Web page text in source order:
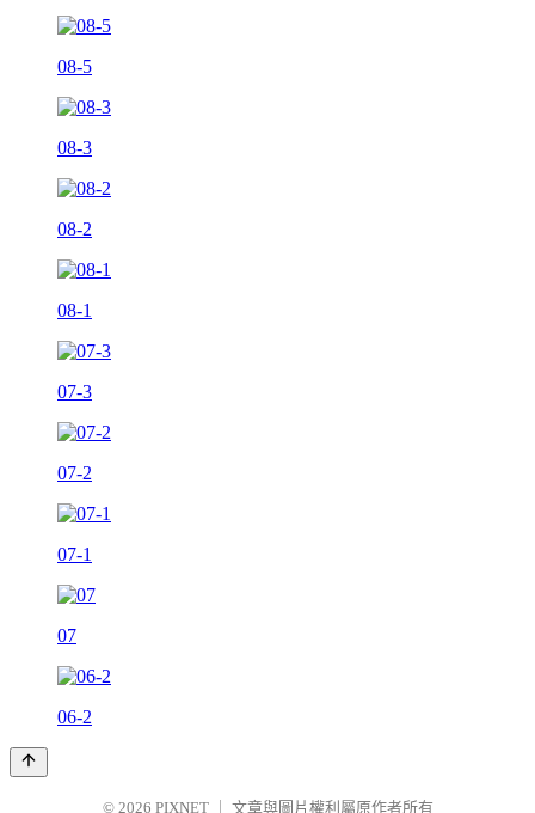
08-5
08-3
08-2
08-1
07-3
07-2
07-1
07
06-2
© 2026 PIXNET 文章與圖片權利屬原作者所有